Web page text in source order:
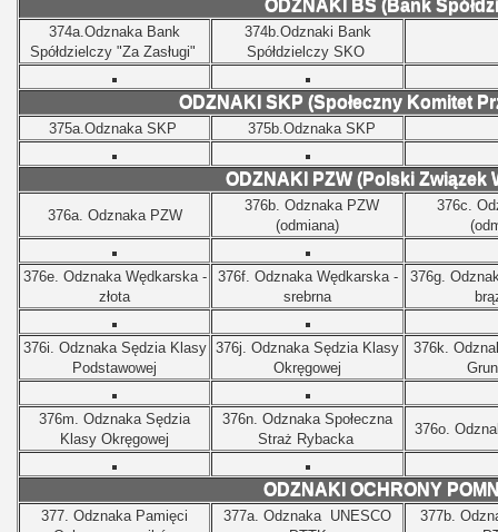
ODZNAKI BS (Bank
374a.Odznaka Bank
Spółdzielczy "Za Zasługi"
374b.Odznaki Bank
Spółdzielczy SKO
ODZNAKI SKP (Społeczny Komitet
375a.Odznaka SKP 375b.Odznaka SKP
ODZNAKI PZW (Polski Związek
376a. Odznaka PZW
376b. Odznaka PZW
(odmiana)
376c.
376e. Odznaka Wędkarska -
złota
376f. Odznaka Wędkarska -
srebrna
376g.
376i. Odznaka Sędzia Klasy
Podstawowej
376j. Odznaka Sędzia Klasy
Okręgowej
376k.
376m. Odznaka Sędzia
Klasy Okręgowej
376n. Odznaka Społeczna
Straż Rybacka
376o.
ODZNAKI OCHRONY
377. Odznaka Pamięci
377a. Odznaka UNESCO
377b.